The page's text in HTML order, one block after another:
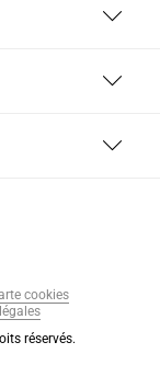
cookies
réservés.